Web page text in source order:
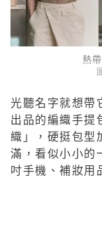
熱
光聽名字就想帶
出品的編織手提
織」，硬挺包型
滿，看似小小的
吋手機、補妝用